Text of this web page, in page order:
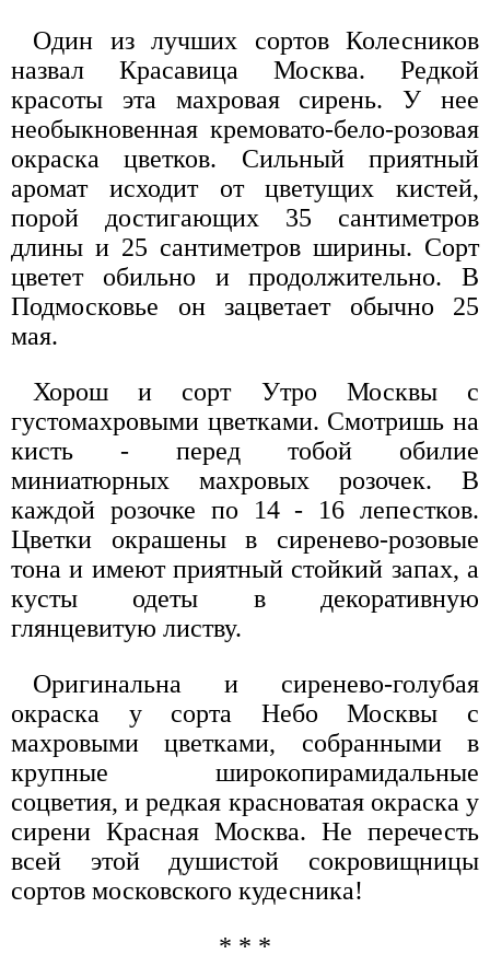
Один из лучших сортов Колесников
назвал Красавица Москва. Редкой
красоты эта махровая сирень. У нее
необыкновенная кремовато-бело-розовая
окраска цветков. Сильный приятный
аромат исходит от цветущих кистей,
порой достигающих 35 сантиметров
длины и 25 сантиметров ширины. Сорт
цветет обильно и продолжительно. В
Подмосковье он зацветает обычно 25
мая.
Хорош и сорт Утро Москвы с
густомахровыми цветками. Смотришь на
кисть - перед тобой обилие
миниатюрных махровых розочек. В
каждой розочке по 14 - 16 лепестков.
Цветки окрашены в сиренево-розовые
тона и имеют приятный стойкий запах, а
кусты одеты в декоративную
глянцевитую листву.
Оригинальна и сиренево-голубая
окраска у сорта Небо Москвы с
махровыми цветками, собранными в
крупные широкопирамидальные
соцветия, и редкая красноватая окраска у
сирени Красная Москва. Не перечесть
всей этой душистой сокровищницы
сортов московского кудесника!
* * *